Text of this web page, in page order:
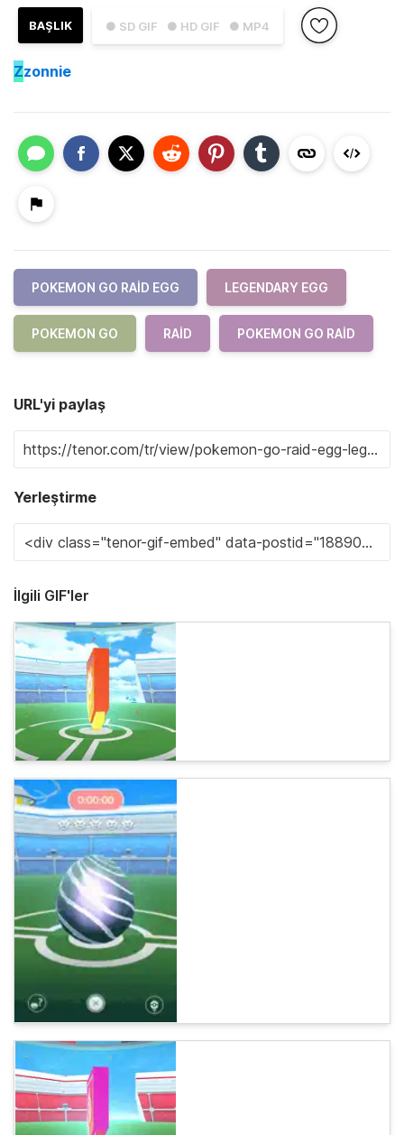
● SD GIF ● HD GIF ● MP4
BAŞLIK
Zzonnie
POKEMON GO RAID EGG LEGENDARY EGG
POKEMON GO RAID POKEMON GO RAID
URL'yi paylaş
Yerleştirme
İlgili GIF'ler